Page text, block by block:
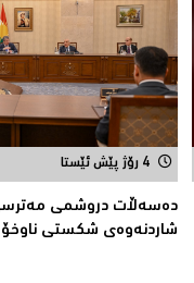
4 رۆژ پێش ئێستا
دەسەڵات دروشمی
شاردنەوەی شكستی ناوخۆ